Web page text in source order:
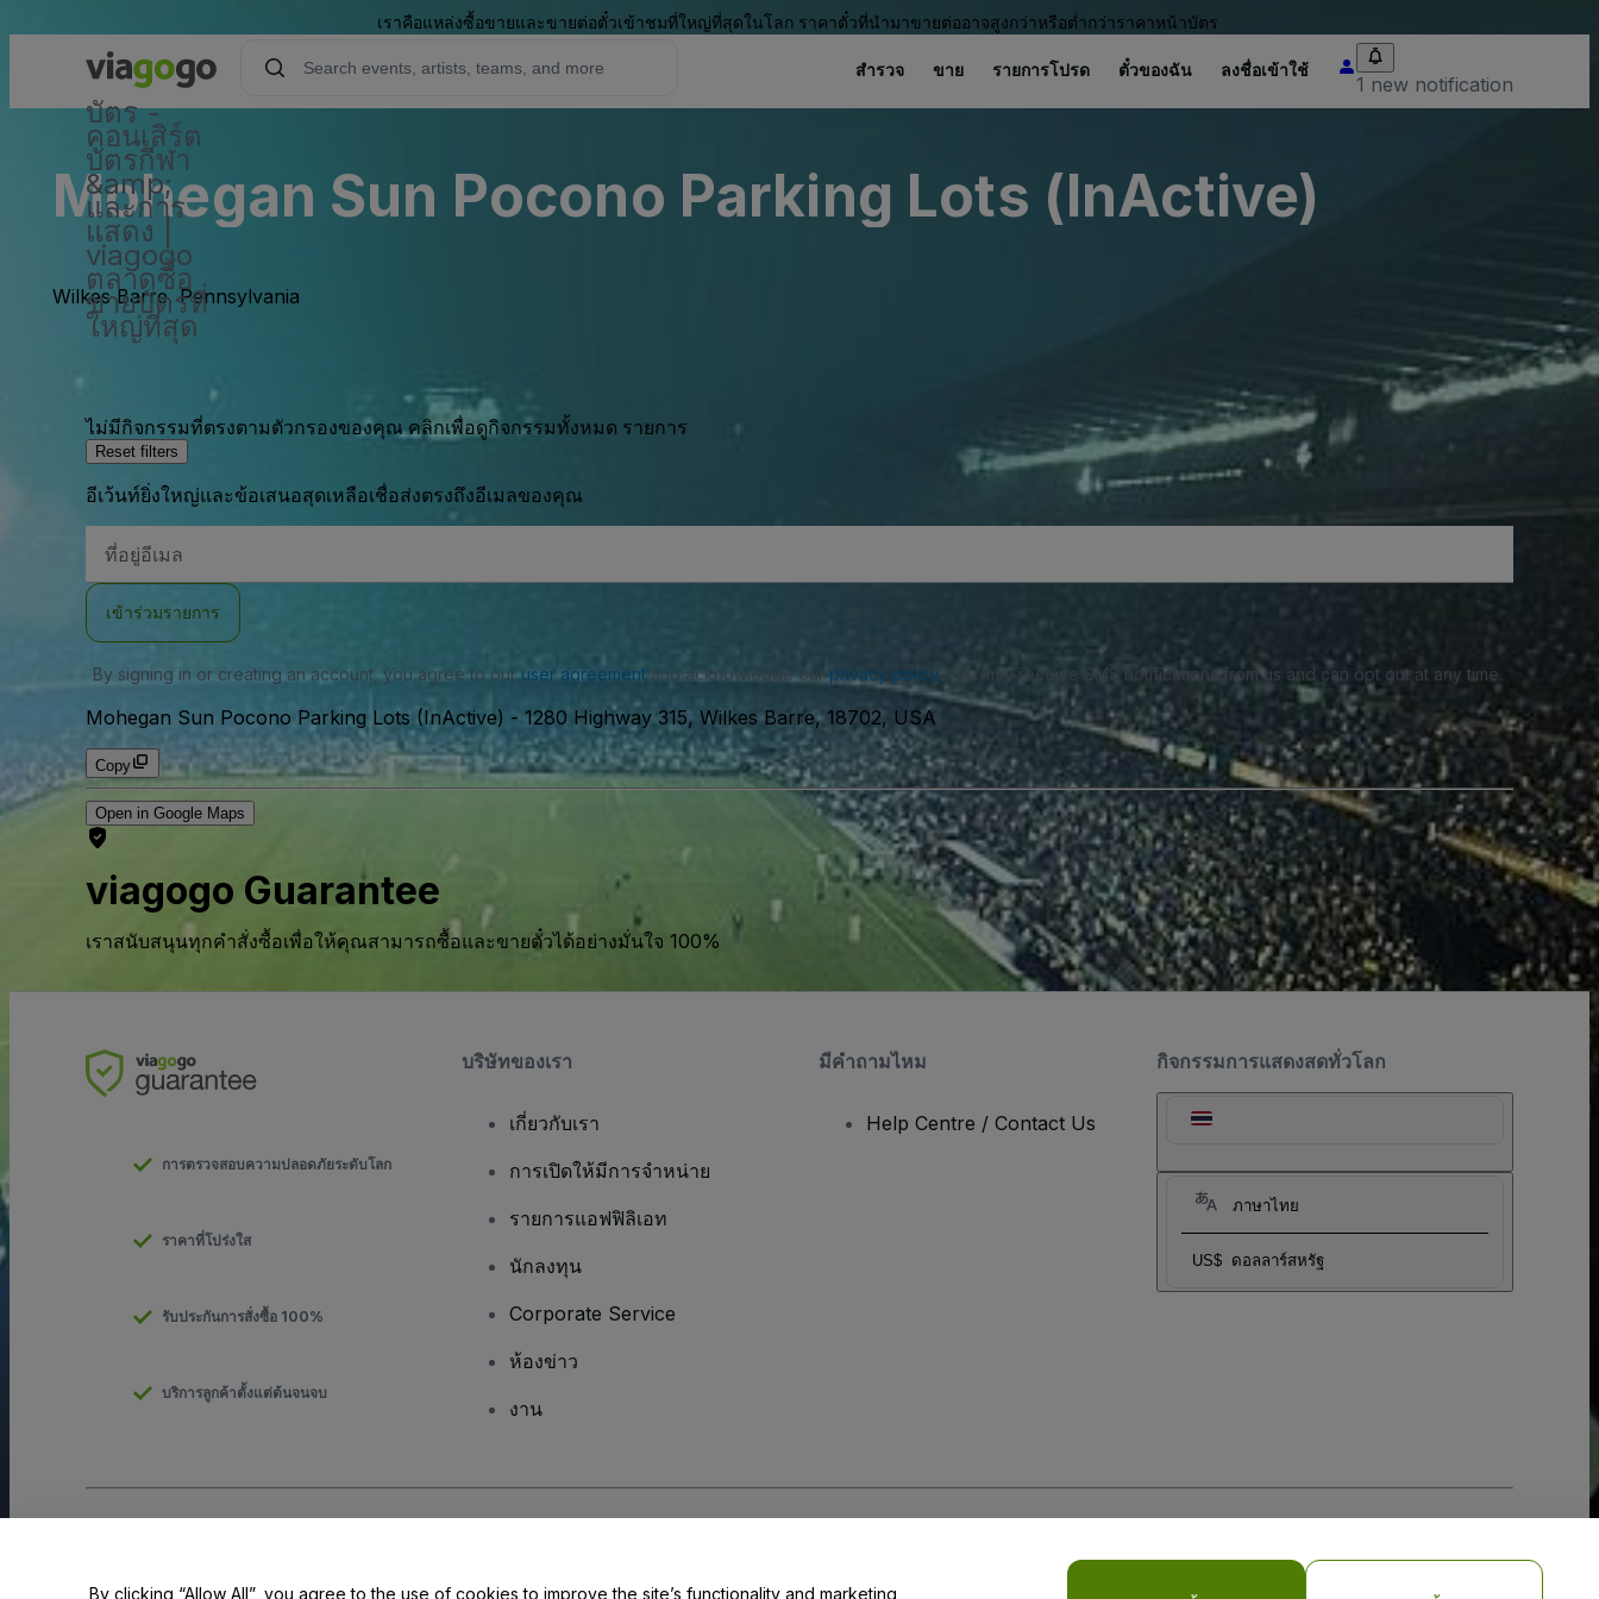
เราคือแหล่งซื้อขายและขายต่อตั๋วเข้าชมที่ใหญ่ที่สุดในโลก ราคาตั๋วที่นำมาขายต่ออาจสูงกว่าหรือต่ำกว่าราคาหน้าบัตร
บัตร -
คอนเสิร์ต
บัตรกีฬา
&amp;
และการ
แสดง |
viagogo
ตลาดซื้อ
ขายบัตรที่
ใหญ่ที่สุด
สำรวจ ขาย รายการโปรด ตั๋วของฉัน ลงชื่อเข้าใช้
1 new notification
Mohegan Sun Pocono Parking Lots (InActive)
Wilkes Barre, Pennsylvania
ไม่มีกิจกรรมที่ตรงตามตัวกรองของคุณ คลิกเพื่อดูกิจกรรมทั้งหมด รายการ
Reset filters
อีเว้นท์ยิ่งใหญ่และข้อเสนอสุดเหลือเชื่อส่งตรงถึงอีเมลของคุณ
อยู่
เข้าร่วมรายการ
By signing in or creating an account, you agree to ouruser agreementand acknowledge our privacy policy. You may receive SMS notifications from us and can opt out at any time.
Mohegan Sun Pocono Parking Lots (InActive) - 1280 Highway 315, Wilkes Barre, 18702, USA
Copy
Open in Google Maps
viagogo Guarantee
เราสนับสนุนทุกคําสั่งซื้อเพื่อให้คุณสามารถซื้อและขายตั๋วได้อย่างมั่นใจ 100%
กิจกรรมการแสดงสดทั่วโลก
ภาษาไทย
US$ ดอลลาร์สหรัฐ
การตรวจสอบความปลอดภัยระดับโลก
ราคาที่โปร่งใส
รับประกันการสั่งซื้อ 100%
บริการลูกค้าตั้งแต่ต้นจนจบ
บริษัทของเรา
เกี่ยวกับเรา
การเปิดให้มีการจำหน่าย
รายการแอฟฟิลิเอท
นักลงทุน
Corporate Service
ห้องข่าว
งาน
มีคําถามไหม
Help Centre / Contact Us
ห้ามแชร์ข้อมูลส่วนบุคคลของฉัน/ทางเลือกเกี่ยวกับความเป็นส่วนตัวของคุณ
By clicking “Allow All”, you agree to the use of cookies to improve the site’s functionality and marketing